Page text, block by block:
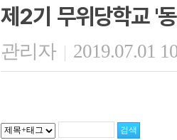
제2기 무위당학교 '
관리자 | 2019.07.01